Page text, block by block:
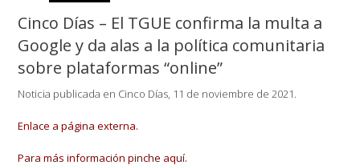
Cinco Días – El TGUE confirma la multa a
Google y da alas a la política comunitaria
sobre plataformas “online”
Noticia publicada en Cinco Días, 11 de noviembre de 2021.
Enlace a página externa.
Para más información pinche aquí.